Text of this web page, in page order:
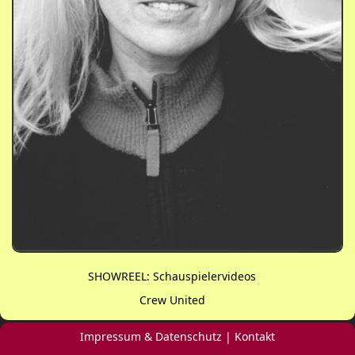
SHOWREEL: Schauspielervideos
Crew United
Impressum & Datenschutz | Kontakt